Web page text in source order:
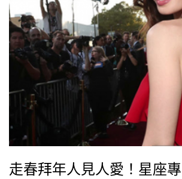
走春拜年人見人愛！星座